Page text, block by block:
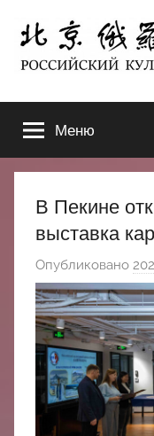
содержимому
北
京
俄
罗
斯
文
化
中
ЦЕНТР
В
ПЕКИНЕ
Меню
В Пекине
выставка
Опубликовано